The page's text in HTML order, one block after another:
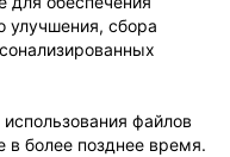
103.by
данных
улучшения, сбора
файлов
в более позднее время.